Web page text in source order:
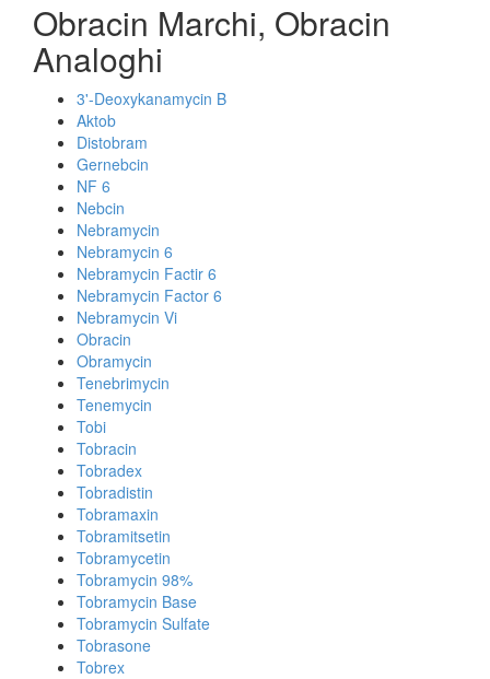
Obracin Marchi, Obracin
Analoghi
3'-Deoxykanamycin B
Aktob
Distobram
Gernebcin
NF 6
Nebcin
Nebramycin
Nebramycin 6
Nebramycin Factir 6
Nebramycin Factor 6
Nebramycin Vi
Obracin
Obramycin
Tenebrimycin
Tenemycin
Tobi
Tobracin
Tobradex
Tobradistin
Tobramaxin
Tobramitsetin
Tobramycetin
Tobramycin 98%
Tobramycin Base
Tobramycin Sulfate
Tobrasone
Tobrex